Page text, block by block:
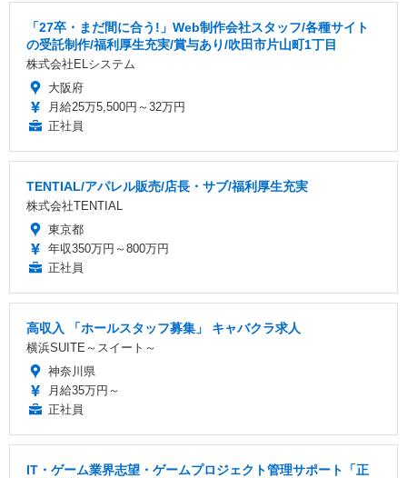
「27卒・まだ間に合う!」Web制作会社スタッフ/各種サイト
の受託制作/福利厚生充実/賞与あり/吹田市片山町1丁目
株式会社ELシステム
大阪府
月給25万5,500円～32万円
正社員
TENTIAL/アパレル販売/店長・サブ/福利厚生充実
株式会社TENTIAL
東京都
年収350万円～800万円
正社員
高収入 「ホールスタッフ募集」 キャバクラ求人
横浜SUITE～スイート～
神奈川県
月給35万円～
正社員
IT・ゲーム業界志望・ゲームプロジェクト管理サポート「正